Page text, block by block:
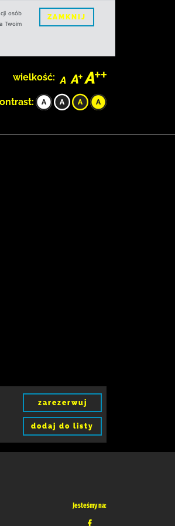
osób
Twoim
ZAMKNIJ
wielkość:
zarezerwuj
dodaj do listy
Jesteśmy na: